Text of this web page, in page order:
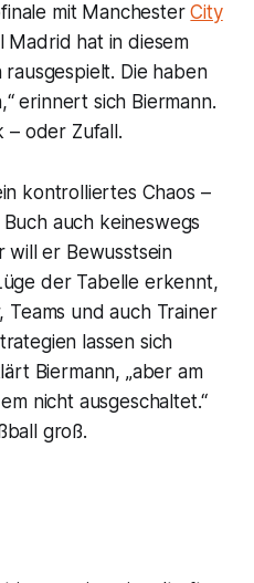
mit ManchesterCity
Madrid hat in diesem
Die haben
erinnert sich Biermann.
– oder Zufall.
kontrolliertes Chaos –
auch keineswegs
will er Bewusstsein
der Tabelle erkennt,
und auch Trainer
lassen sich
Biermann, „aber am
nicht ausgeschaltet.“
groß.